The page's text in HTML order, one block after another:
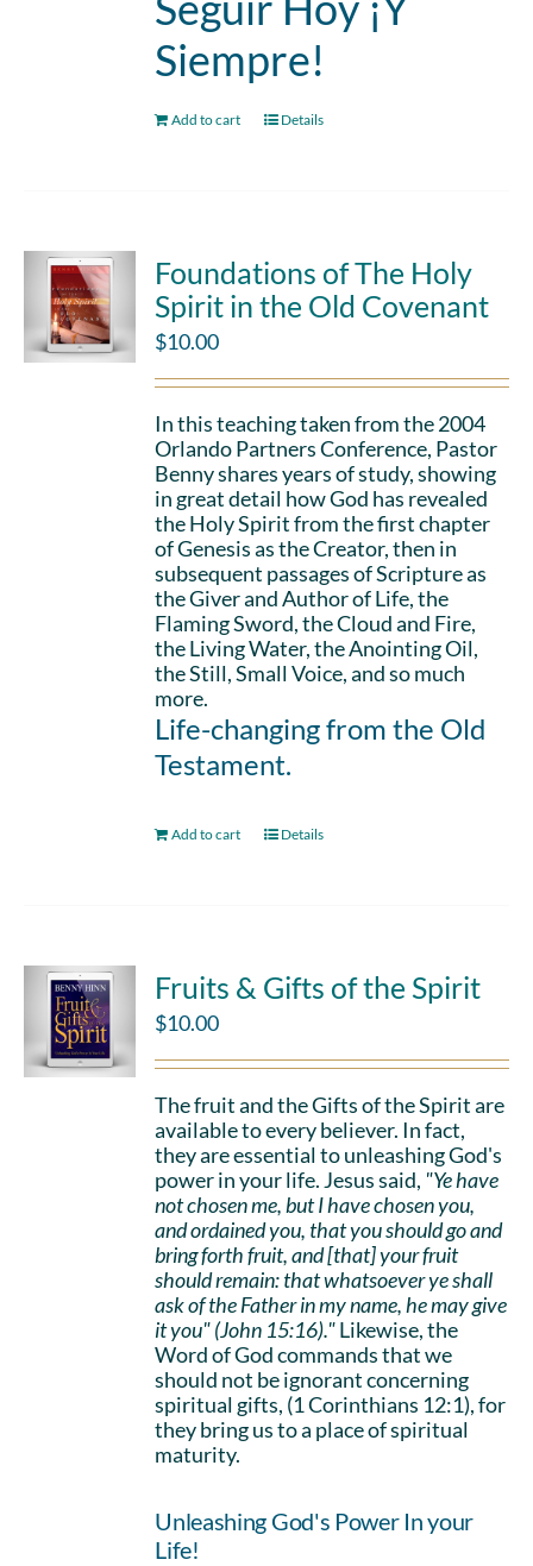
Siempre!
Add to cart Details
Foundations of The Holy
Spirit in the Old Covenant
$10.00
In this teaching taken from the 2004
Orlando Partners Conference, Pastor
Benny shares years of study, showing
in great detail how God has revealed
the Holy Spirit from the first chapter
of Genesis as the Creator, then in
subsequent passages of Scripture as
the Giver and Author of Life, the
Flaming Sword, the Cloud and Fire,
the Living Water, the Anointing Oil,
the Still, Small Voice, and so much
more.
Life-changing from the Old
Testament.
Add to cart Details
Fruits & Gifts of the Spirit
$10.00
The fruit and the Gifts of the Spirit are
available to every believer. In fact,
they are essential to unleashing God's
power in your life. Jesus said, "Ye have
not chosen me, but I have chosen you,
and ordained you, that you should go and
bring forth fruit, and [that] your fruit
should remain: that whatsoever ye shall
ask of the Father in my name, he may give
it you" (John 15:16)."Likewise, the
Word of God commands that we
should not be ignorant concerning
spiritual gifts, (1 Corinthians 12:1), for
they bring us to a place of spiritual
maturity.
Unleashing God's Power In your
Life!